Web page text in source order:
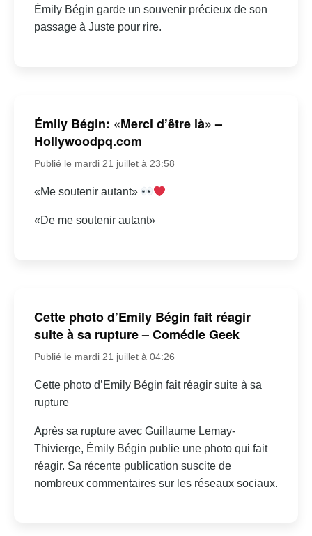
Émily Bégin garde un souvenir précieux de son
passage à Juste pour rire.
Émily Bégin: «Merci d’être là» –
Hollywoodpq.com
Publié le mardi 21 juillet à 23:58
«Me soutenir autant»
«De me soutenir autant»
Cette photo d’Emily Bégin fait réagir
suite à sa rupture – Comédie Geek
Publié le mardi 21 juillet à 04:26
Cette photo d’Emily Bégin fait réagir suite à sa
rupture
Après sa rupture avec Guillaume Lemay-
Thivierge, Émily Bégin publie une photo qui fait
réagir. Sa récente publication suscite de
nombreux commentaires sur les réseaux sociaux.